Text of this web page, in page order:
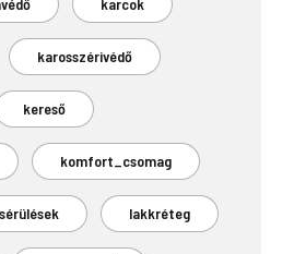
karosszérivédő
kereső
komfort_csomag
lakkréteg